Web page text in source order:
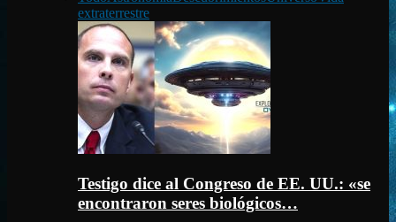
extraterrestre
Testigo dice al Congreso de EE. UU.: «se
encontraron seres biológicos…